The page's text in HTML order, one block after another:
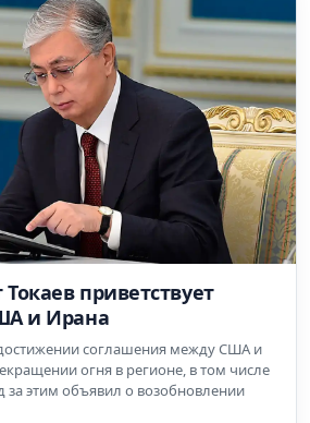
приветствует
и Ирана
соглашения между США и
огня в регионе, в том числе
за этим объявил о возобновлении